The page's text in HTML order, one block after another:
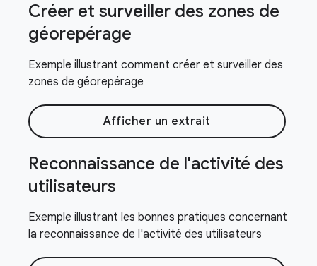
Créer et surveiller des zones de
géorepérage
Exemple illustrant comment créer et surveiller des
zones de géorepérage
Afficher un extrait
Reconnaissance de l'activité des
utilisateurs
Exemple illustrant les bonnes pratiques concernant
la reconnaissance de l'activité des utilisateurs